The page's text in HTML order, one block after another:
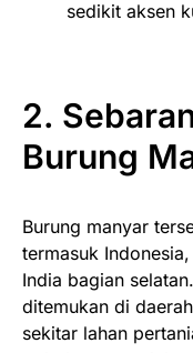
sedikit aksen
2.
Burung
Burung manyar
termasuk
India bagian
ditemukan di
sekitar lahan